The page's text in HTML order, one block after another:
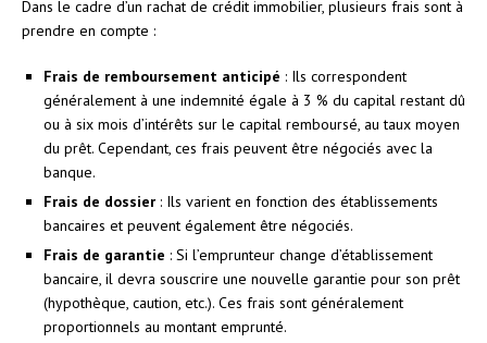
Dans le cadre d’un rachat de crédit immobilier, plusieurs frais sont à
prendre en compte :
Frais de remboursement anticipé : Ils correspondent
généralement à une indemnité égale à 3 % du capital restant dû
ou à six mois d’intérêts sur le capital remboursé, au taux moyen
du prêt. Cependant, ces frais peuvent être négociés avec la
banque.
Frais de dossier : Ils varient en fonction des établissements
bancaires et peuvent également être négociés.
Frais de garantie : Si l’emprunteur change d’établissement
bancaire, il devra souscrire une nouvelle garantie pour son prêt
(hypothèque, caution, etc.). Ces frais sont généralement
proportionnels au montant emprunté.